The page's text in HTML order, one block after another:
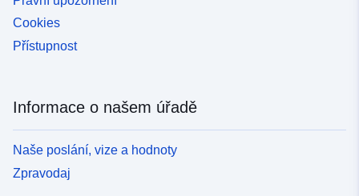
Cookies
Přístupnost
Informace o našem úřadě
Naše poslání, vize a hodnoty
Zpravodaj